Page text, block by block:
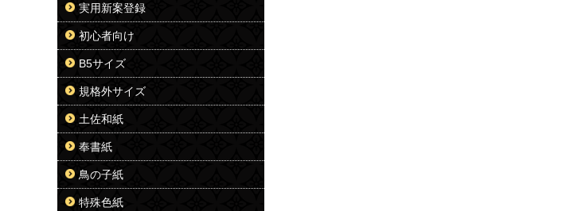
実用新案登録
初心者向け
B5サイズ
規格外サイズ
土佐和紙
奉書紙
鳥の子紙
特殊色紙